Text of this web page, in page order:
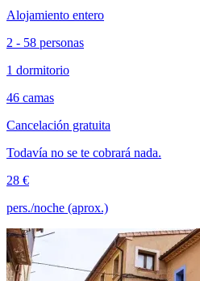
Alojamiento entero
2 - 58 personas
1 dormitorio
46 camas
Cancelación gratuita
Todavía no se te cobrará nada.
28 €
pers./noche (aprox.)